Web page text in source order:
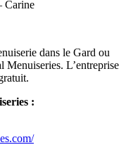
Carine
dans le Gard ou
Menuiseries. L’entreprise
: